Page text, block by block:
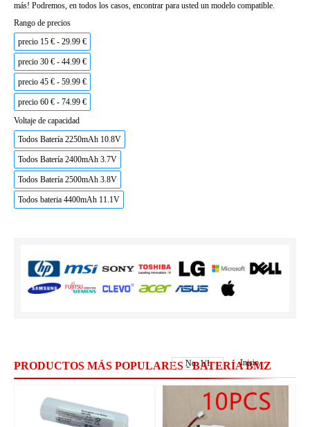
más! Podremos, en todos los casos, encontrar para usted un modelo compatible.
Rango de precios
precio 15 € - 29.99 €
precio 30 € - 44.99 €
precio 45 € - 59.99 €
precio 60 € - 74.99 €
Voltaje de capacidad
Todos Batería 2250mAh 10.8V
Todos Batería 2400mAh 3.7V
Todos Batería 2500mAh 3.8V
Todos bateria 4400mAh 11.1V
PRODUCTOS MÁS POPULARES - BATERÍA BMZ
No.1/1 Inicio